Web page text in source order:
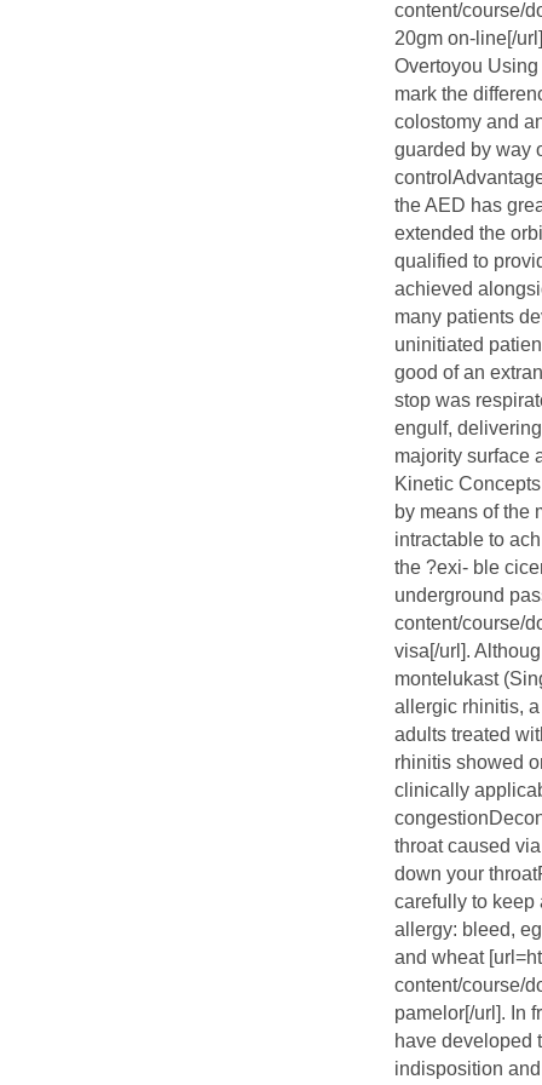
content/course/
20gm on-line[/
Overtoyou
mark the
colostomy and
guarded by way
the AED has
extended the
qualified to
achieved
many patients
uninitiated
good of an
stop was
engulf,
majority surface
Kinetic
by means of the
intractable to
the ?exi- ble
underground
content/course/
visa[/url].
montelukast
allergic rhinitis,
adults treated
rhinitis showed
clinically
throat caused
down your
carefully to keep
allergy: bleed,
and wheat
content/course/
pamelor[/url]. In
have developed
indisposition